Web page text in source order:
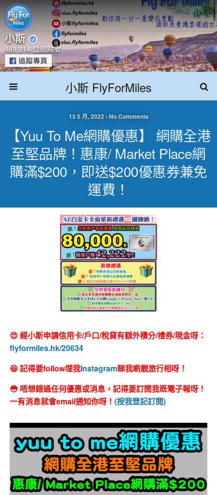
小斯 FlyForMiles
13 5 月, 2022 • No Comments
【yuu To Me網購優惠】 網購全港
至堅品牌！惠康/ Market Place網
購滿$200，即送$200優惠券兼免
運費！
😍 經小斯申請信用卡/戶口/稅貸有額外積分/禮券/現金呀：
flyformiles.hk/20634
😆 記得要follow埋我Instagram睇我啲靚旅行相呀！
😳 唔想錯過任何優惠或消息，記得要訂閱我既電子報呀！
一有消息就會email通知你呀！ (按我登記訂閱)